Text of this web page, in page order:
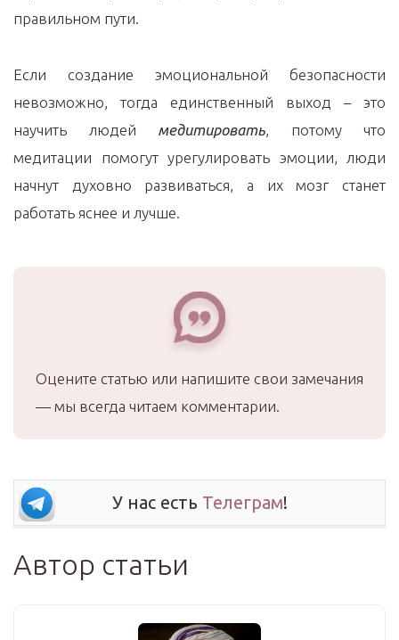
правильном пути.
Если создание эмоциональной безопасности
невозможно, тогда единственный выход – это
научить людей медитировать, потому что
медитации помогут урегулировать эмоции, люди
начнут духовно развиваться, а их мозг станет
работать яснее и лучше.
Оцените статью или напишите свои замечания
— мы всегда читаем комментарии.
У нас есть Телеграм!
Автор статьи